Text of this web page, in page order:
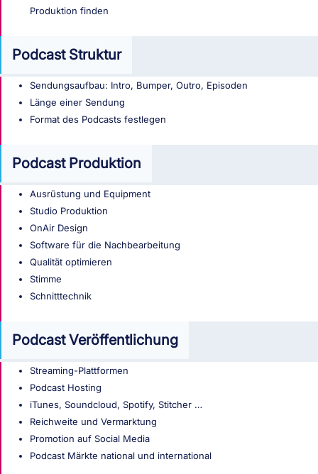
Produktion finden
Podcast Struktur
Sendungsaufbau: Intro, Bumper, Outro, Episoden
Länge einer Sendung
Format des Podcasts festlegen
Podcast Produktion
Ausrüstung und Equipment
Studio Produktion
OnAir Design
Software für die Nachbearbeitung
Qualität optimieren
Stimme
Schnitttechnik
Podcast Veröffentlichung
Streaming-Plattformen
Podcast Hosting
iTunes, Soundcloud, Spotify, Stitcher …
Reichweite und Vermarktung
Promotion auf Social Media
Podcast Märkte national und international